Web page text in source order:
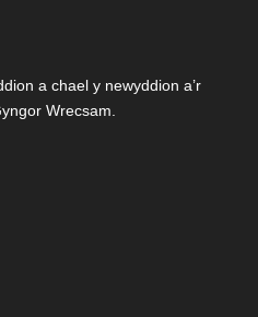
a chael y newyddion a’r
Wrecsam.